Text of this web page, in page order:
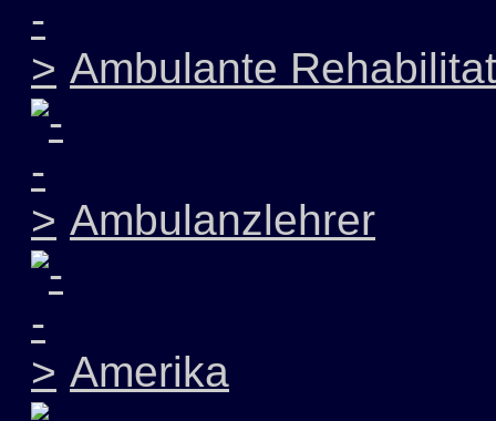
Ambulante
Ambulanzlehrer
Amerika